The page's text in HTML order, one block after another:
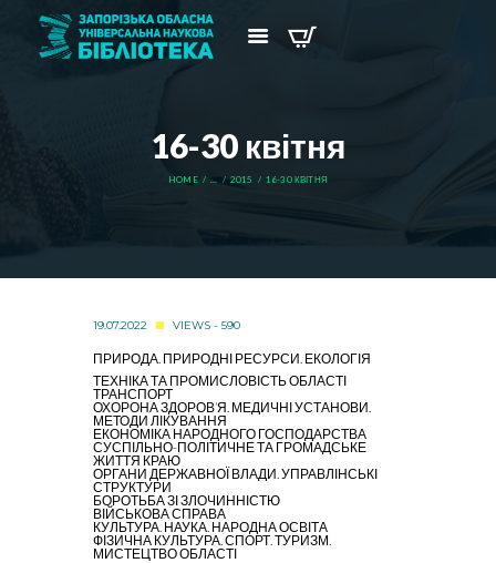
16-30 квітня
HOME ... 2015 16-30 КВІТНЯ
19.07.2022 VIEWS - 590
ПРИРОДА. ПРИРОДНІ РЕСУРСИ. ЕКОЛОГІЯ
ТЕХНІКА ТА ПРОМИСЛОВІСТЬ ОБЛАСТІ
ТРАНСПОРТ
ОХОРОНА ЗДОРОВ’Я. МЕДИЧНІ УСТАНОВИ.
МЕТОДИ ЛІКУВАННЯ
ЕКОНОМІКА НАРОДНОГО ГОСПОДАРСТВА
СУСПІЛЬНО-ПОЛІТИЧНЕ ТА ГРОМАДСЬКЕ
ЖИТТЯ КРАЮ
ОРГАНИ ДЕРЖАВНОЇ ВЛАДИ. УПРАВЛІНСЬКІ
СТРУКТУРИ
БОРОТЬБА ЗІ ЗЛОЧИННІСТЮ
ВІЙСЬКОВА СПРАВА
КУЛЬТУРА. НАУКА. НАРОДНА ОСВІТА
ФІЗИЧНА КУЛЬТУРА. СПОРТ. ТУРИЗМ.
МИСТЕЦТВО ОБЛАСТІ